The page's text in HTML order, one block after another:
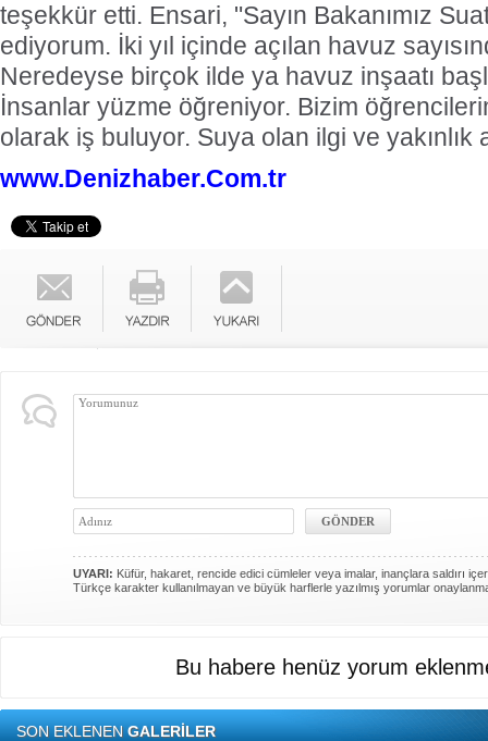
teşekkür etti. Ensari, "Sayın Bakanımız Suat
ediyorum. İki yıl içinde açılan havuz
Neredeyse birçok ilde ya havuz inşaatı
İnsanlar yüzme öğreniyor. Bizim
olarak iş buluyor. Suya olan ilgi ve yakınlık
www.Denizhaber.Com.tr
UYARI: Küfür, hakaret, rencide edici cümleler veya imalar, inançlara saldırı
Türkçe karakter kullanılmayan ve büyük harflerle yazılmış yorumlar
Bu habere henüz yorum
SON EKLENENGALERİLER